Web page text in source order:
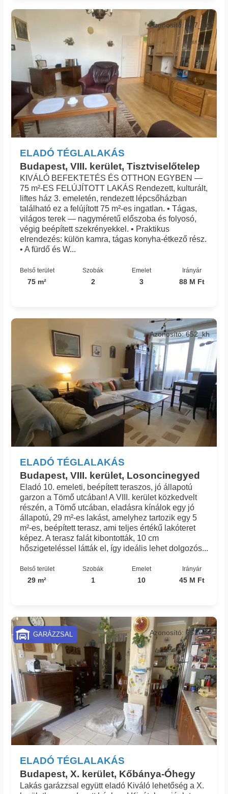
ELADÓ TÉGLALAKÁS
Budapest, VIII. kerület, Tisztviselőtelep
Azonosító: 657_kh
KIVÁLÓ BEFEKTETÉS ÉS OTTHON EGYBEN —
75 m²-ES FELÚJÍTOTT LAKÁS Rendezett, kulturált,
liftes ház 3. emeletén, rendezett lépcsőházban
található ez a felújított 75 m²-es ingatlan. • Tágas,
világos terek — nagyméretű előszoba és folyosó,
végig beépített szekrényekkel. • Praktikus
elrendezés: külön kamra, tágas konyha-étkező rész.
• A fürdő és W...
Belső terület
75 m²
Szobák
2
Emelet
3
Irányár
88 M Ft
ELADÓ TÉGLALAKÁS
Budapest, VIII. kerület, Losoncinegyed
Azonosító: 652_kh
Eladó 10. emeleti, beépített teraszos, jó állapotú
garzon a Tömő utcában! A VIII. kerület közkedvelt
részén, a Tömő utcában, eladásra kínálok egy jó
állapotú, 29 m²-es lakást, amelyhez tartozik egy 5
m²-es, beépített terasz, ami teljes értékű lakóteret
képez. A terasz falát kibontották, 10 cm
hőszigeteléssel látták el, így ideális lehet dolgozós...
Belső terület
29 m²
Szobák
1
Emelet
10
Irányár
45 M Ft
ELADÓ TÉGLALAKÁS
Budapest, X. kerület, Kőbánya-Óhegy
Azonosító: 651_kh
Lakás garázzsal együtt eladó Kiváló lehetőség a X.
GARÁZZSAL